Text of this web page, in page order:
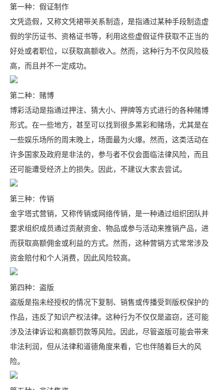
第一种：假证制作
文凭造假，又称文凭裙带关系制造，是指通过某种手段制造虚
假的学历证书、资格证书等，利用这些虚假证件获取不正当的
好处或者职位，以获取高额收入。然而，这种行为不仅风险极
高，而且并不一定成功。
第二种：赌博
博彩活动是指通过押注、猜大小、押牌等方式进行的各种赌博
形式。在一些地方，甚至可以找到很多黑彩和赌场，尤其是在
一些娱乐场所的周末晚上，场面最为火爆。然而，这类活动在
许多国家及政府是非法的，参与者不仅会面临法律风险，而且
还可能遭受经济上的损失。因此，不建议大家去尝试。
第三种：传销
金字塔式营销，又称传销或网络传销，是一种通过组织团队并
要求组织成员通过贡献资金、物品或参与活动来推销产品，进
而获取高额佣金或利益的方式。然而，这种营销方式常常涉及
资金赔付和个人消费，因此风险较高。
第四种：盗版
盗版是指未经授权的情况下复制、销售或传播受到版权保护的
作品，违反了知识产权法律。这种行为不仅仅是盗窃，还可能
涉及法律诉讼和高额罚款等风险。因此，尽管盗版可能会带来
非法利润，但从法律和道德角度来看，它也伴随着巨大的风
险。